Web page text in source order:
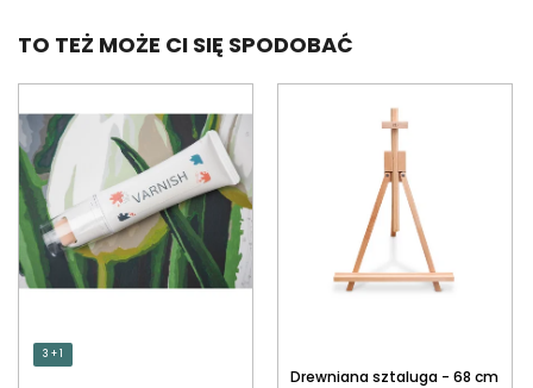
TO TEŻ MOŻE CI SIĘ SPODOBAĆ
3 + 1
Drewniana sztaluga - 68 cm